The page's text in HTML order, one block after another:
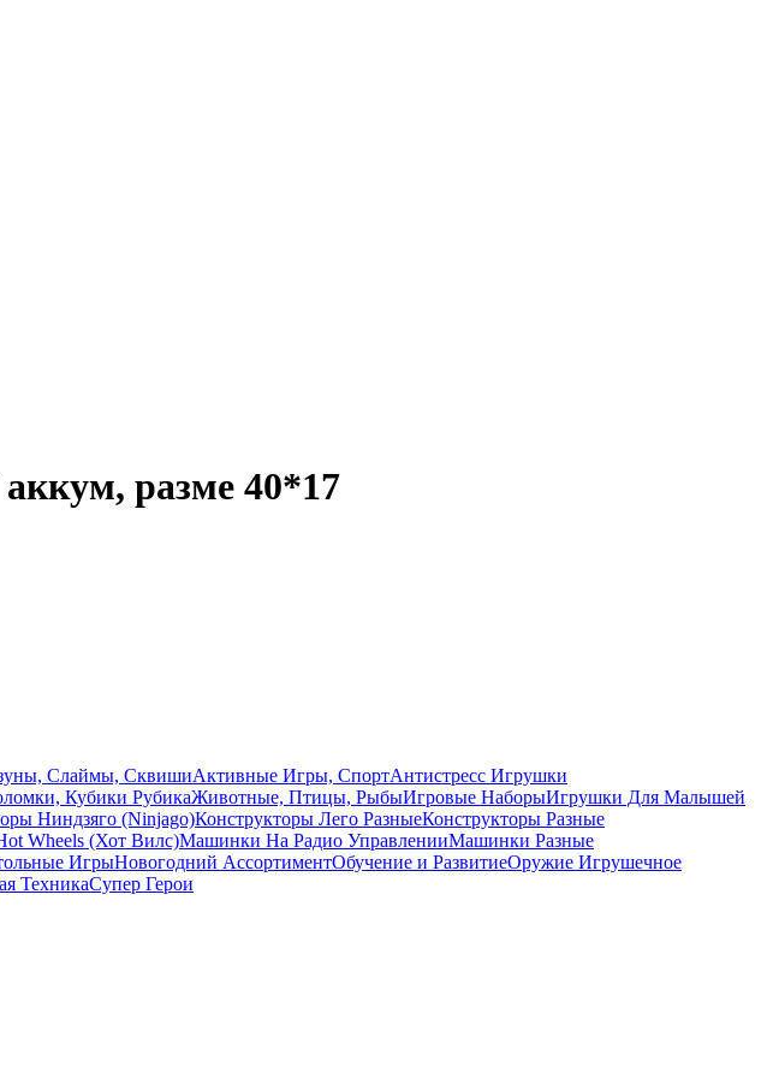
разме 40*17
Слаймы, СквишиАктивные Игры, СпортАнтистресс Игрушки
Кубики РубикаЖивотные, Птицы, РыбыИгровые НаборыИгрушки Для Малышей
Ниндзяго (Ninjago)Конструкторы Лего РазныеКонструкторы Разные
Wheels (Хот Вилс)Машинки На Радио УправленииМашинки Разные
ИгрыНовогодний АссортиментОбучение и РазвитиеОружие Игрушечное
ТехникаСупер Герои